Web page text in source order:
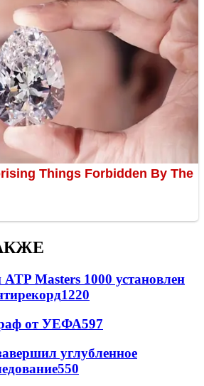
Masters 1000 установлен
1220
от УЕФА597
углубленное
550